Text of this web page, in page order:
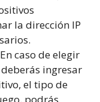
la dirección IP
En caso de elegir
ingresar
el tipo de